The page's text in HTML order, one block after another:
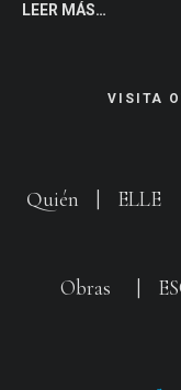
LEER MÁS…
VISITA
Quién ELLE
Obras